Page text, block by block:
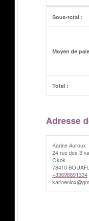
Sous-total :
Moyen de
Total :
Adresse
Karine Auroux
24 rue des 3
Okok
78410
+33698891334